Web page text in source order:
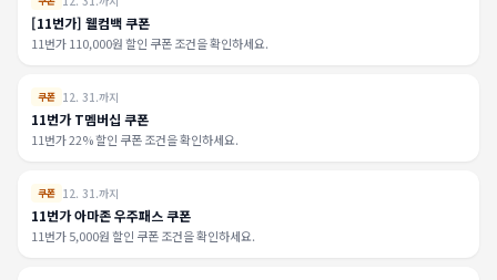
[11번가] 웰컴백 쿠폰
11번가 110,000원 할인 쿠폰 조건을 확인하세요.
쿠폰 12. 31.까지
11번가 T멤버십 쿠폰
11번가 22% 할인 쿠폰 조건을 확인하세요.
쿠폰 12. 31.까지
11번가 아마존 우주패스 쿠폰
11번가 5,000원 할인 쿠폰 조건을 확인하세요.